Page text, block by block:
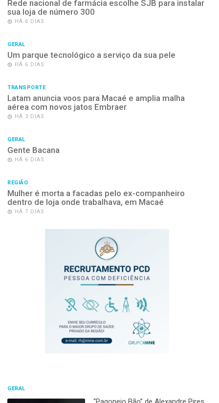
Rede nacional de farmácia escolhe SJB para instalar
sua loja de número 300
HÁ 6 DIAS
GERAL
Um parque tecnológico a serviço da sua pele
HÁ 6 DIAS
TRANSPORTE
Latam anuncia voos para Macaé e amplia malha
aérea com novos jatos Embraer
HÁ 3 DIAS
GERAL
Gente Bacana
HÁ 6 DIAS
REGIÃO
Mulher é morta a facadas pelo ex-companheiro
dentro de loja onde trabalhava, em Macaé
HÁ 7 DIAS
GERAL